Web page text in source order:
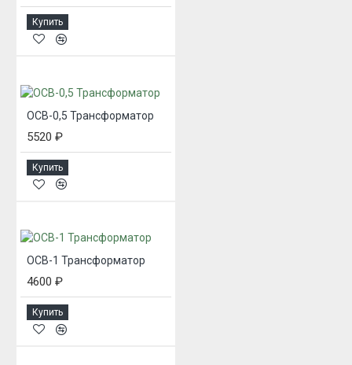
Купить
ОСВ-0,5 Трансформатор
5520 ₽
Купить
ОСВ-1 Трансформатор
4600 ₽
Купить